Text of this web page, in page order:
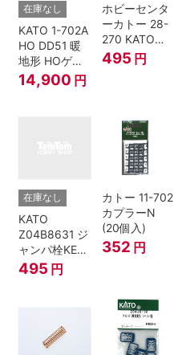
在庫なし
KATO 1-702A
HO DD51 暖
地形 HOゲー
ジ
14,900 円
ホビーセンタ
ーカトー 28-
270 KATOナ
ックルカプラ
ー 黒 センタ
495 円
在庫なし
KATO
Z04B8631 ジ
ャンパ栓KE76
濃青 ランナー
495 円
カトー 11-702
カプラーN
(20個入)
352 円